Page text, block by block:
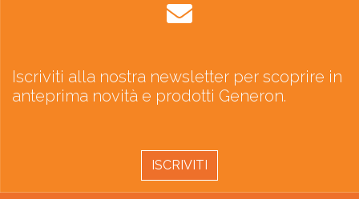
Iscriviti alla nostra newsletter per scoprire in
anteprima novità e prodotti Generon.
ISCRIVITI